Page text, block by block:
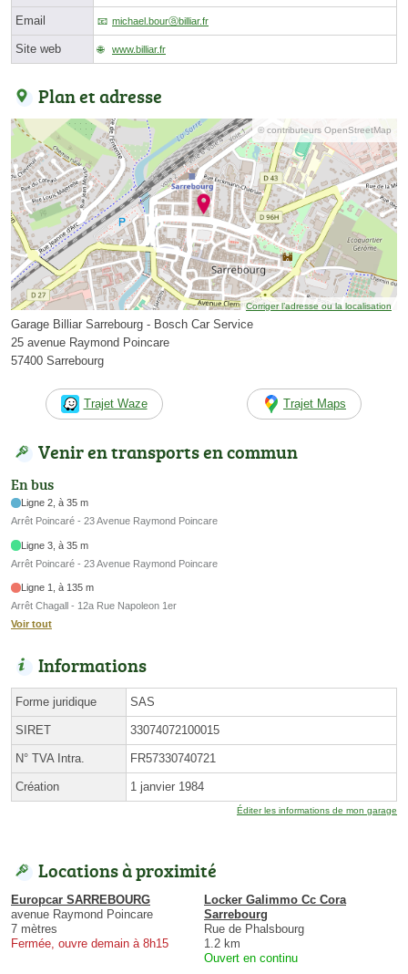
Email michael.bourⓐbilliar.fr
Site web www.billiar.fr
Plan et adresse
© contributeurs OpenStreetMap
Corriger l’adresse ou la localisation
Garage Billiar Sarrebourg - Bosch Car Service
25 avenue Raymond Poincare
57400 Sarrebourg
Trajet Waze Trajet Maps
Venir en transports en commun
En bus
Ligne 2, à 35 m
Arrêt Poincaré - 23 Avenue Raymond Poincare
Ligne 3, à 35 m
Arrêt Poincaré - 23 Avenue Raymond Poincare
Ligne 1, à 135 m
Arrêt Chagall - 12a Rue Napoleon 1er
Voir tout
Informations
Forme juridique SAS
SIRET 33074072100015
N° TVA Intra. FR57330740721
Création 1 janvier 1984
Éditer les informations de mon garage
Locations à proximité
Europcar SARREBOURG
avenue Raymond Poincare
7 mètres
Fermée, ouvre demain à 8h15
Locker Galimmo Cc Cora
Sarrebourg
Rue de Phalsbourg
1.2 km
Ouvert en continu